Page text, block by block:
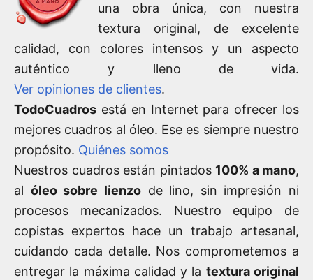
una obra única, con nuestra
textura original, de excelente
calidad, con colores intensos y un aspecto
auténtico y lleno de vida.
Ver opiniones de clientes.
TodoCuadros está en Internet para ofrecer los
mejores cuadros al óleo. Ese es siempre nuestro
propósito. Quiénes somos
Nuestros cuadros están pintados 100% a mano,
al óleo sobre lienzode lino, sin impresión ni
procesos mecanizados. Nuestro equipo de
copistas expertos hace un trabajo artesanal,
cuidando cada detalle. Nos comprometemos a
entregar la máxima calidad y la textura original